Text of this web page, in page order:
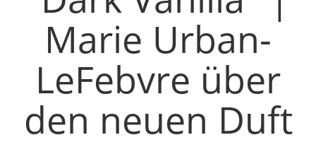
Marie Urban-
LeFebvre über
den neuen Duft